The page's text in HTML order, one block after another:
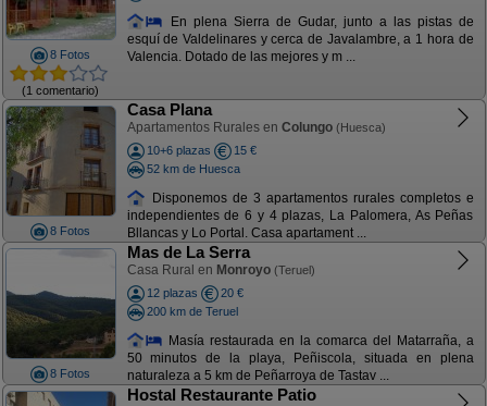
8 Fotos
(1 comentario)
En plena Sierra de Gudar, junto a las pistas de
esquí de Valdelinares y cerca de Javalambre, a 1 hora de
Valencia. Dotado de las mejores y m ...
8 Fotos
Casa Plana
Apartamentos Rurales en Colungo (Huesca)
10+6 plazas
15 €
52 km de Huesca
Disponemos de 3 apartamentos rurales completos e
independientes de 6 y 4 plazas, La Palomera, As Peñas
Bllancas y Lo Portal. Casa apartament ...
8 Fotos
Mas de La Serra
Casa Rural en Monroyo (Teruel)
12 plazas
20 €
200 km de Teruel
Masía restaurada en la comarca del Matarraña, a
50 minutos de la playa, Peñiscola, situada en plena
naturaleza a 5 km de Peñarroya de Tastav ...
Hostal Restaurante Patio